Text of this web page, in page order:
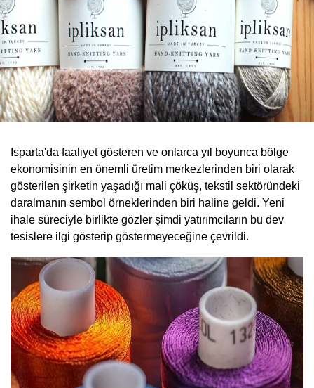
Isparta'da faaliyet gösteren ve onlarca yıl boyunca bölge
ekonomisinin en önemli üretim merkezlerinden biri olarak
gösterilen şirketin yaşadığı mali çöküş, tekstil sektöründeki
daralmanın sembol örneklerinden biri haline geldi. Yeni
ihale süreciyle birlikte gözler şimdi yatırımcıların bu dev
tesislere ilgi gösterip göstermeyeceğine çevrildi.